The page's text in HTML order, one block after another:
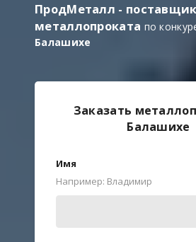
ПродМеталл - поставщик
металлопроката по
Балашихе
Заказать
Балашихе
Имя
Например: Владимир